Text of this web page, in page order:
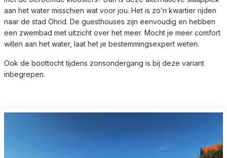
aan het water misschien wat voor jou. Het is zo’n kwartier rijden
naar de stad Ohrid. De guesthouses zijn eenvoudig en hebben
een zwembad met uitzicht over het meer. Mocht je meer comfort
willen aan het water, laat het je bestemmingsexpert weten.
Ook de boottocht tijdens zonsondergang is bij deze variant
inbegrepen.